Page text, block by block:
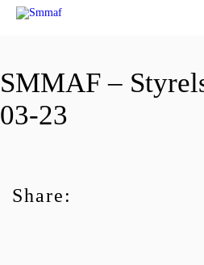
SMMAF –
03-23
Share: